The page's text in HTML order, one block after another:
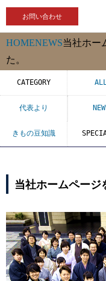
お問い合わせ
HOMENEWS当社ホー
た。
CATEGORY
代表より
きもの豆知識
当社ホームページ